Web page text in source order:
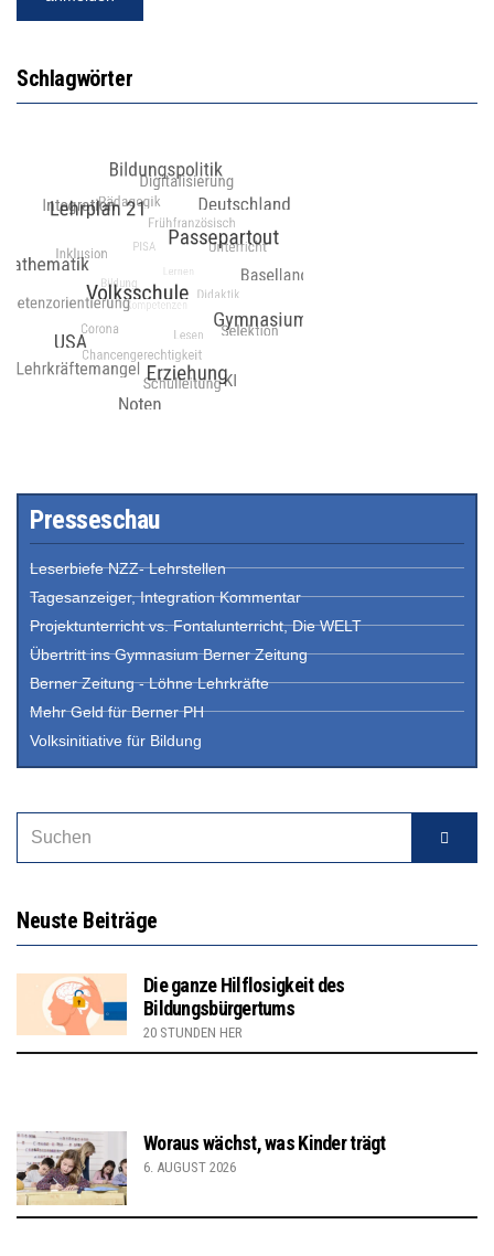
Schlagwörter
Presseschau
Leserbiefe NZZ- Lehrstellen
Tagesanzeiger, Integration Kommentar
Projektunterricht vs. Fontalunterricht, Die WELT
Übertritt ins Gymnasium Berner Zeitung
Berner Zeitung - Löhne Lehrkräfte
Mehr Geld für Berner PH
Volksinitiative für Bildung
Neuste Beiträge
Die ganze Hilflosigkeit des
Bildungsbürgertums
20 STUNDEN HER
Woraus wächst, was Kinder trägt
6. AUGUST 2026